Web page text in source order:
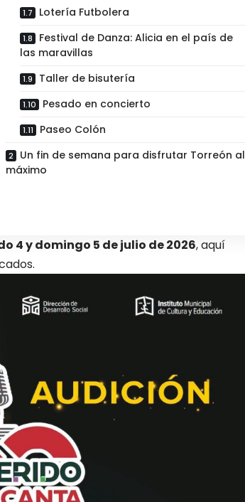
Lotería Futbolera
Festival de Danza: Alicia en el país de
las maravillas
Taller de bisutería
Pesado en concierto
Paseo Colón
Un fin de semana para disfrutar Torreón al
máximo
4 y domingo 5 de julio de 2026, aquí